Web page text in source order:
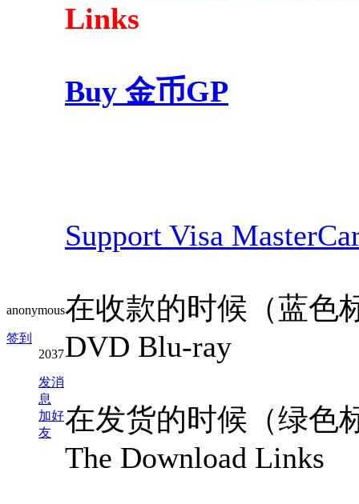
anonymous
签到
2037
发消
息
加好
友
Links
Buy 金币GP
Support Visa
在收款的时候（蓝色
DVD Blu-ray
在发货的时候（绿色
The Download Links